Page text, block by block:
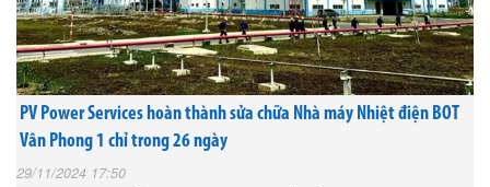
PV Power Services hoàn thành sửa chữa Nhà máy Nhiệt điện BOT
Vân Phong 1 chỉ trong 26 ngày
29/11/2024 17:50